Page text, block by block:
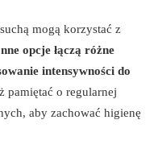
mogą korzystać z
opcje łączą różne
intensywności do
pamiętać o regularnej
aby zachować higienę